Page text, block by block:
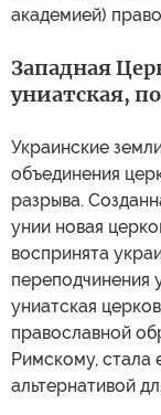
академией)
Западная
униатская,
Украинские
объединения
разрыва.
унии новая
воспринята
переподчинения
униатская
православной
Римскому, стала
альтернативой